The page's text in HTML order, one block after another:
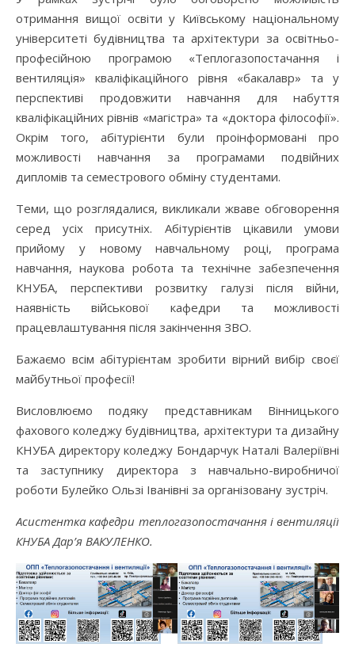
отримання вищої освіти у Київському національному
університеті будівництва та архітектури за освітньо-
професійною програмою «Теплогазопостачання і
вентиляція» кваліфікаційного рівня «бакалавр» та у
перспективі продовжити навчання для набуття
кваліфікаційних рівнів «магістра» та «доктора філософії».
Окрім того, абітурієнти були проінформовані про
можливості навчання за програмами подвійних
дипломів та семестрового обміну студентами.
Теми, що розглядалися, викликали жваве обговорення
серед усіх присутніх. Абітурієнтів цікавили умови
прийому у новому навчальному році, програма
навчання, наукова робота та технічне забезпечення
КНУБА, перспективи розвитку галузі після війни,
наявність військової кафедри та можливості
працевлаштування після закінчення ЗВО.
Бажаємо всім абітурієнтам зробити вірний вибір своєї
майбутньої професії!
Висловлюємо подяку представникам Вінницького
фахового коледжу будівництва, архітектури та дизайну
КНУБА директору коледжу Бондарчук Наталі Валеріївні
та заступнику директора з навчально-виробничої
роботи Булейко Ользі Іванівні за організовану зустріч.
Асистентка кафедри теплогазопостачання і вентиляції
КНУБА Дар’я ВАКУЛЕНКО.